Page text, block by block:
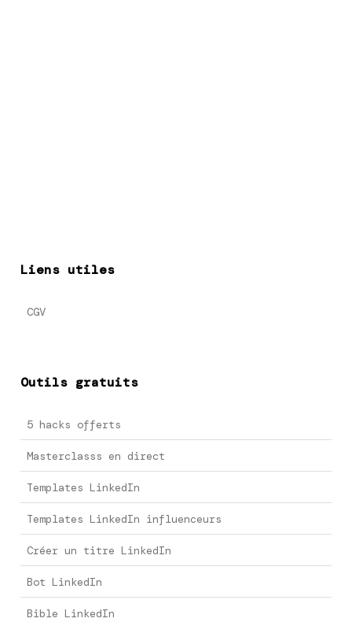
Liens utiles
CGV
Outils gratuits
5 hacks offerts
Masterclasss en direct
Templates LinkedIn
Templates LinkedIn influenceurs
Créer un titre LinkedIn
Bot LinkedIn
Bible LinkedIn